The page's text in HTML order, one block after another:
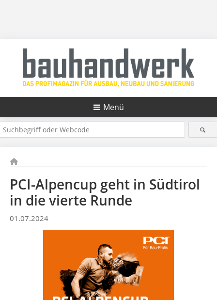
Menü
PCI-Alpencup geht in Südtirol
in die vierte Runde
01.07.2024